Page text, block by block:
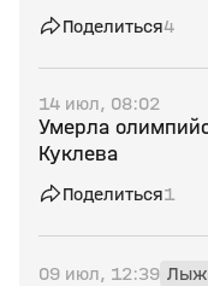
Поделиться4
14 июл, 08:02
Умерла
Куклева
Поделиться1
09 июл, 12:39